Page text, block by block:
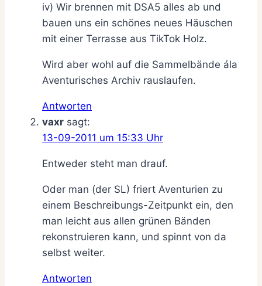
iv) Wir brennen mit DSA5 alles ab und
bauen uns ein schönes neues Häuschen
mit einer Terrasse aus TikTok Holz.
Wird aber wohl auf die Sammelbände ála
Aventurisches Archiv rauslaufen.
Antworten
vaxr sagt:
13-09-2011 um 15:33 Uhr
Entweder steht man drauf.
Oder man (der SL) friert Aventurien zu
einem Beschreibungs-Zeitpunkt ein, den
man leicht aus allen grünen Bänden
rekonstruieren kann, und spinnt von da
selbst weiter.
Antworten